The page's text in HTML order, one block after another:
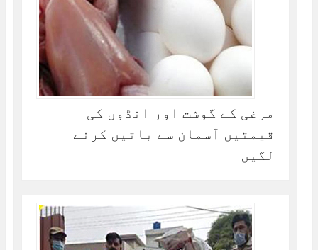
مرغی کے گوشت اور انڈوں کی
قیمتیں آسمان سے باتیں کرنے
لگیں